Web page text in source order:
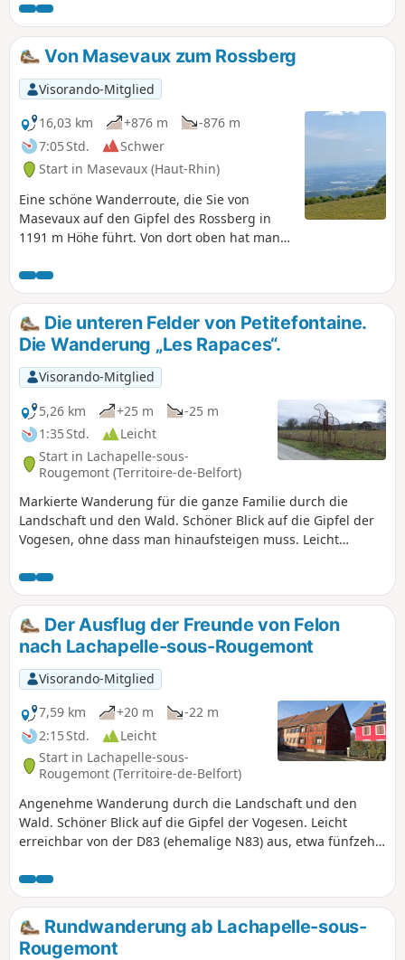
machen, um den Lac de la Seigneurie zu bewundern. Die
Wanderung ist mit einem grünen Ring markiert.
Von Masevaux zum Rossberg
Visorando-Mitglied
16,03 km
+876 m
-876 m
7:05 Std.
Schwer
Start in Masevaux (Haut-Rhin)
Eine schöne Wanderroute, die Sie von
Masevaux auf den Gipfel des Rossberg in
1191 m Höhe führt. Von dort oben hat man
elsässische Ebene, den Schwarzwald, den
Jura und die Alpen. Der Höhenunterschied
ist beträchtlich, aber die Strecke weist keine
weiteren Schwierigkeiten auf.
Die unteren Felder von Petitefontaine.
Die Wanderung „Les Rapaces“.
Visorando-Mitglied
5,26 km
+25 m
-25 m
1:35 Std.
Leicht
Start in Lachapelle-sous-
Rougemont (Territoire-de-Belfort)
Markierte Wanderung für die ganze Familie durch die
Landschaft und den Wald. Schöner Blick auf die Gipfel der
Vogesen, ohne dass man hinaufsteigen muss. Leicht
nordöstlich von Belfort. Zahlreiche Informationstafeln
stellen das Kulturerbe, die Fauna, die Flora und die
Landschaften vor. Die Route ist mit einem „Blauen Ring“
markiert.Der Ausflug der Freunde von Felon
nach Lachapelle-sous-Rougemont
Visorando-Mitglied
7,59 km
+20 m
-22 m
2:15 Std.
Leicht
Start in Lachapelle-sous-
Rougemont (Territoire-de-Belfort)
Angenehme Wanderung durch die Landschaft und den
Wald. Schöner Blick auf die Gipfel der Vogesen. Leicht
erreichbar von der D83 (ehemalige N83) aus, etwa fünfzehn
Informationstafeln geben Einblicke in das Kulturerbe, die
Tier- und Pflanzenwelt sowie die Landschaften. Die Route ist
mit einem Roten Ring markiert.
Rundwanderung ab Lachapelle-sous-
Rougemont